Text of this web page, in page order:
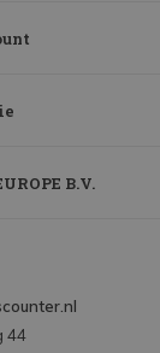
B.V.
44